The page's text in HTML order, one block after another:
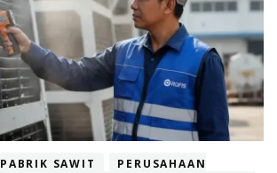
PABRIK SAWIT
PERUSAHAAN